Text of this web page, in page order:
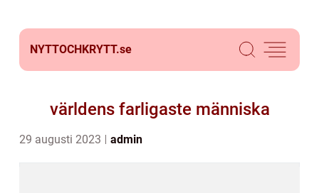
NYTTOCHKRYTT.se
världens farligaste människa
29 augusti 2023 admin